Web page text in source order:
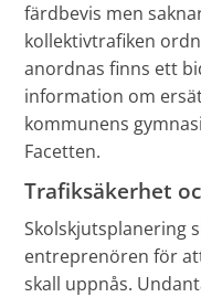
färdbevis men
kollektivtrafiken
anordnas finns ett
information om
kommunens
Facetten.
Trafiksäkerhet
Skolskjutsplanering
entreprenören för
skall uppnås.